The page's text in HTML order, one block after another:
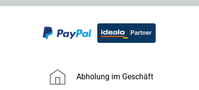
Abholung im Geschäft